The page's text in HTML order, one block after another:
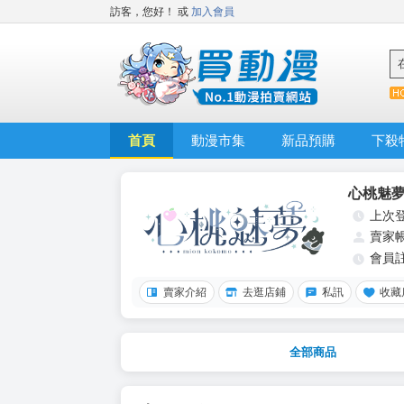
訪客，您好！ 或 加入會員
首頁 動漫市集 新品預購 下殺
心桃魅
上次
賣家
會員
賣家介紹 去逛店鋪 私訊 收藏
全部商品